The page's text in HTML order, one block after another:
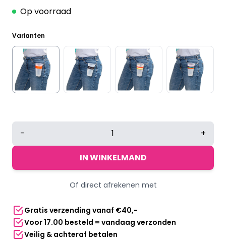
Op voorraad
Varianten
Hold
elastische
Oranje
aantal
- +
IN WINKELMAND
Of direct afrekenen met
Gratis verzending vanaf €40,-
Voor 17.00 besteld = vandaag verzonden
Veilig & achteraf betalen